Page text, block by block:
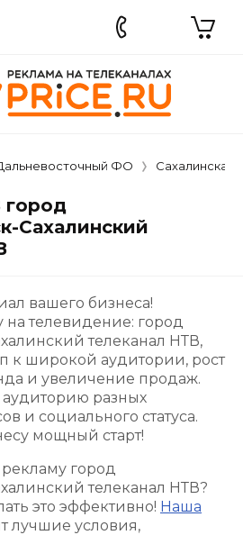
ФО Сахалинская
город
Сахалинский
вашего бизнеса!
телевидение: город
телеканал НТВ,
к широкой аудитории, рост
и увеличение продаж.
разных
и социального статуса.
мощный старт!
рекламу город
телеканал НТВ?
это эффективно! Наша
лучшие условия,